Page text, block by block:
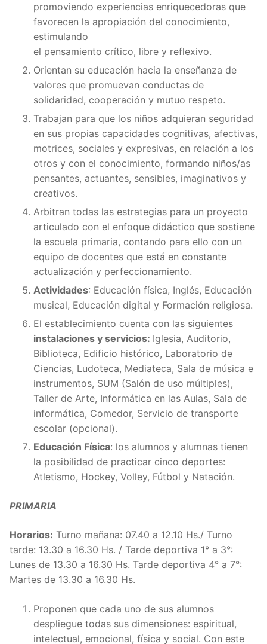
promoviendo experiencias enriquecedoras que
favorecen la apropiación del conocimiento,
estimulando
el pensamiento crítico, libre y reflexivo.
Orientan su educación hacia la enseñanza de
valores que promuevan conductas de
solidaridad, cooperación y mutuo respeto.
Trabajan para que los niños adquieran seguridad
en sus propias capacidades cognitivas, afectivas,
motrices, sociales y expresivas, en relación a los
otros y con el conocimiento, formando niños/as
pensantes, actuantes, sensibles, imaginativos y
creativos.
Arbitran todas las estrategias para un proyecto
articulado con el enfoque didáctico que sostiene
la escuela primaria, contando para ello con un
equipo de docentes que está en constante
actualización y perfeccionamiento.
Actividades: Educación física, Inglés, Educación
musical, Educación digital y Formación religiosa.
El establecimiento cuenta con las siguientes
instalaciones y servicios: Iglesia, Auditorio,
Biblioteca, Edificio histórico, Laboratorio de
Ciencias, Ludoteca, Mediateca, Sala de música e
instrumentos, SUM (Salón de uso múltiples),
Taller de Arte, Informática en las Aulas, Sala de
informática, Comedor, Servicio de transporte
escolar (opcional).
Educación Física: los alumnos y alumnas tienen
la posibilidad de practicar cinco deportes:
Atletismo, Hockey, Volley, Fútbol y Natación.
PRIMARIA
Horarios: Turno mañana: 07.40 a 12.10 Hs./ Turno
tarde: 13.30 a 16.30 Hs. / Tarde deportiva 1° a 3°:
Lunes de 13.30 a 16.30 Hs. Tarde deportiva 4° a 7°:
Martes de 13.30 a 16.30 Hs.
Proponen que cada uno de sus alumnos
despliegue todas sus dimensiones: espiritual,
intelectual, emocional, física y social. Con este